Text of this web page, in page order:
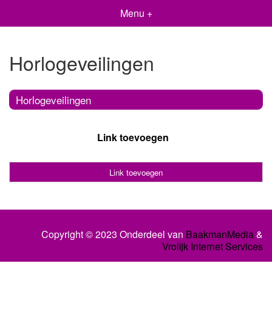
Menu +
Horlogeveilingen
Horlogeveilingen
Link toevoegen
Link toevoegen
Copyright © 2023 Onderdeel van BaakmanMedia&
Vrolijk Internet Services